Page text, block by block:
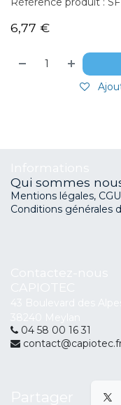
6,77 €
Qui sommes
Mentions légales,
Conditions générales
04 58 00 16 31